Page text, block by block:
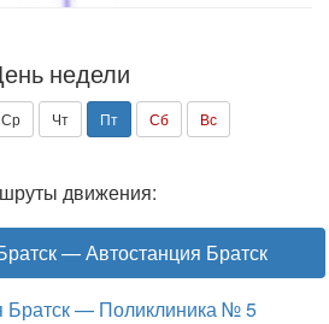
недели
Ср Чт Пт Сб Вс
движения:
— Автостанция Братск
Братск — Поликлиника № 5